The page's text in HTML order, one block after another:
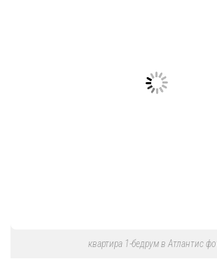
квартира 1-бедрум в Атлантис